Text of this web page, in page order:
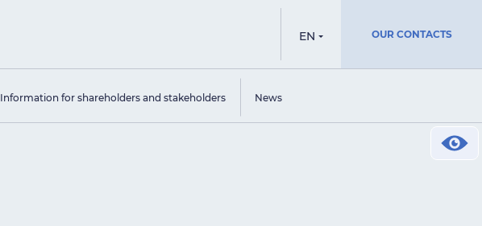
EN OUR CONTACTS
Information for shareholders and stakeholders News